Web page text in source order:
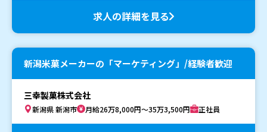
求人の詳細を見る
新潟米菓メーカーの「マーケティング」/経験者歓迎
三幸製菓株式会社
新潟県 新潟市 月給26万8,000円～35万3,500円 正社員